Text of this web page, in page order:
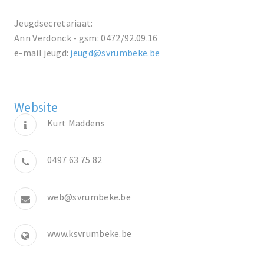
Jeugdsecretariaat:
Ann Verdonck - gsm: 0472/92.09.16
e-mail jeugd: jeugd@svrumbeke.be
Website
Kurt Maddens
0497 63 75 82
web@svrumbeke.be
www.ksvrumbeke.be